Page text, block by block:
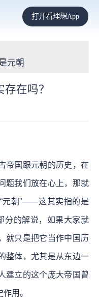
打开看理想App
元朝
在吗？
帝国跟元朝的历史，在
题我们放在心上，那就
元朝”——这其实指的是
分的解说，如果大家就
就只是把它当作中国历
整体，尤其是从东边一
建立的这个庞大帝国曾
用。